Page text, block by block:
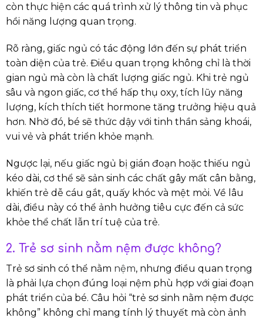
còn thực hiện các quá trình xử lý thông tin và phục
hồi năng lượng quan trọng.
Rõ ràng, giấc ngủ có tác động lớn đến sự phát triển
toàn diện của trẻ. Điều quan trọng không chỉ là thời
gian ngủ mà còn là chất lượng giấc ngủ. Khi trẻ ngủ
sâu và ngon giấc, cơ thể hấp thụ oxy, tích lũy năng
lượng, kích thích tiết hormone tăng trưởng hiệu quả
hơn. Nhờ đó, bé sẽ thức dậy với tinh thần sảng khoái,
vui vẻ và phát triển khỏe mạnh.
Ngược lại, nếu giấc ngủ bị gián đoạn hoặc thiếu ngủ
kéo dài, cơ thể sẽ sản sinh các chất gây mất cân bằng,
khiến trẻ dễ cáu gắt, quấy khóc và mệt mỏi. Về lâu
dài, điều này có thể ảnh hưởng tiêu cực đến cả sức
khỏe thể chất lẫn trí tuệ của trẻ.
2. Trẻ sơ sinh nằm nệm được không?
Trẻ sơ sinh có thể nằm nệm, nhưng điều quan trọng
là phải lựa chọn đúng loại nệm phù hợp với giai đoạn
phát triển của bé. Câu hỏi “trẻ sơ sinh nằm nệm được
không” không chỉ mang tính lý thuyết mà còn ảnh